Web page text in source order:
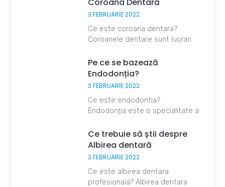
3 FEBRUARIE 2022
Ce este coroana dentara?
Coroanele dentare sunt lucrari
Pe ce se bazează
Endodonția?
3 FEBRUARIE 2022
Ce este endodontia?
Endodonția este o specialitate a
Ce trebuie să știi despre
Albirea dentară
3 FEBRUARIE 2022
Ce este albirea dentara
profesionala? Albirea dentara